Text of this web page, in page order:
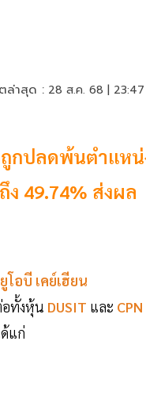
ล่าสุด : 28 ส.ค. 68 |
ถูกปลดพ้นตำแห
49.74% ส่งผล
อบี เคย์เฮียน
อทั้งหุ้น DUSIT และ CPN
แก่